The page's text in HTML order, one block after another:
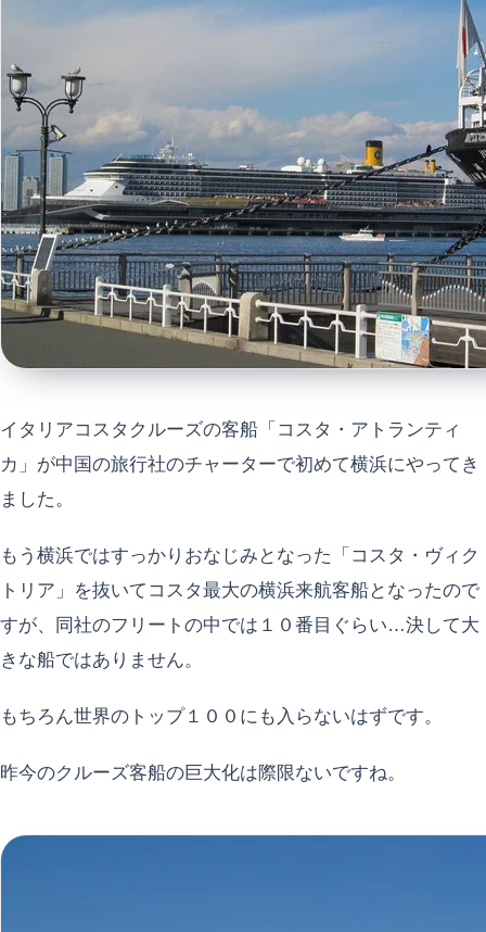
イタリアコスタクルーズの客船「コスタ・アトランティ
カ」が中国の旅行社のチャーターで初めて横浜にやってき
ました。
もう横浜ではすっかりおなじみとなった「コスタ・ヴィク
トリア」を抜いてコスタ最大の横浜来航客船となったので
すが、同社のフリートの中では１０番目ぐらい…決して大
きな船ではありません。
もちろん世界のトップ１００にも入らないはずです。
昨今のクルーズ客船の巨大化は際限ないですね。